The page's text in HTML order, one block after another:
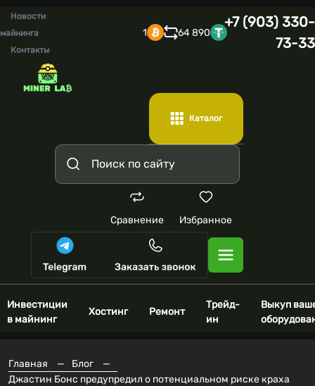
Новости
майнинга
Контакты
1 64 890
+7 (903) 330-
73-33
Каталог
Сравнение Избранное
Инвестиции
в майнинг
Хостинг Ремонт
Трейд-
ин
Выкуп
Главная — Блог
—
Джастин Бонс предупредил о потенциальном риске краха